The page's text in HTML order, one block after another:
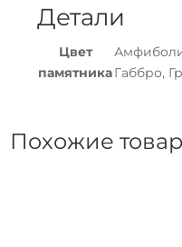
Детали
Цвет
памятникаГаббро,
Похожие